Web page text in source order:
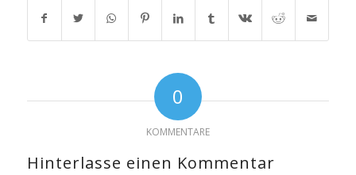
0
KOMMENTARE
Hinterlasse einen Kommentar